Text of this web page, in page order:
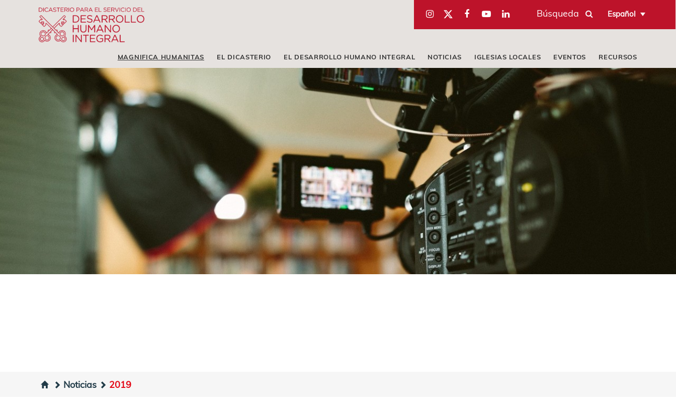
Búsqueda Español
MAGNIFICA HUMANITAS EL DICASTERIO EL DESARROLLO HUMANO INTEGRAL NOTICIAS IGLESIAS LOCALES EVENTOS RECURSOS
Noticias 2019